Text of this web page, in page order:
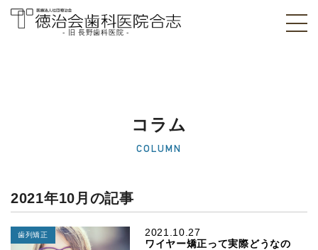
医院]｜熊本県合志
- 旧 長野歯科医院 -
コラム
COLUMN
2021年10月の記事
2021.10.27
歯列矯正
ワイヤー矯正って実際どうなの